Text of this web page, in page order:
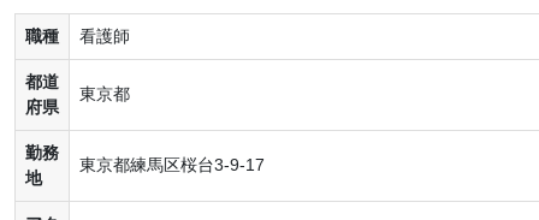
職種 看護師
都道
府県
東京都
勤務
地
東京都練馬区桜台3-9-17